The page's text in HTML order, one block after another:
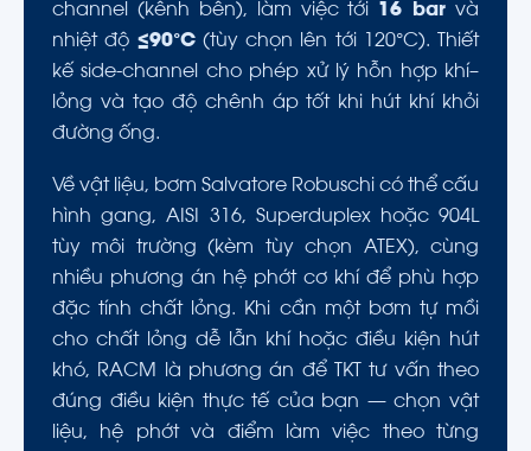
channel (kênh bên), làm việc tới 16 bar và
nhiệt độ ≤90°C(tùy chọn lên tới 120°C). Thiết
kế side-channel cho phép xử lý hỗn hợp khí–
lỏng và tạo độ chênh áp tốt khi hút khí khỏi
đường ống.
Về vật liệu, bơm Salvatore Robuschi có thể cấu
hình gang, AISI 316, Superduplex hoặc 904L
tùy môi trường (kèm tùy chọn ATEX), cùng
nhiều phương án hệ phớt cơ khí để phù hợp
đặc tính chất lỏng. Khi cần một bơm tự mồi
cho chất lỏng dễ lẫn khí hoặc điều kiện hút
khó, RACM là phương án để TKT tư vấn theo
đúng điều kiện thực tế của bạn — chọn vật
liệu, hệ phớt và điểm làm việc theo từng